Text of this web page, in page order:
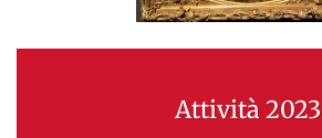
Attività 2023